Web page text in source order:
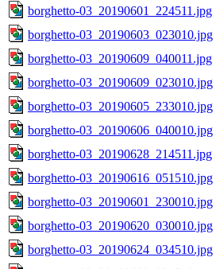
borghetto-03_20190601_224511.jpg
borghetto-03_20190603_023010.jpg
borghetto-03_20190609_040011.jpg
borghetto-03_20190609_023010.jpg
borghetto-03_20190605_233010.jpg
borghetto-03_20190606_040010.jpg
borghetto-03_20190628_214511.jpg
borghetto-03_20190616_051510.jpg
borghetto-03_20190601_230010.jpg
borghetto-03_20190620_030010.jpg
borghetto-03_20190624_034510.jpg